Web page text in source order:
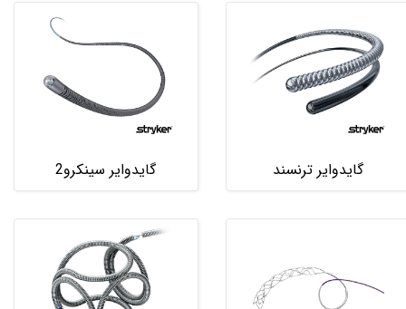
گایدوایر ترنسند گایدوایر سینکرو2